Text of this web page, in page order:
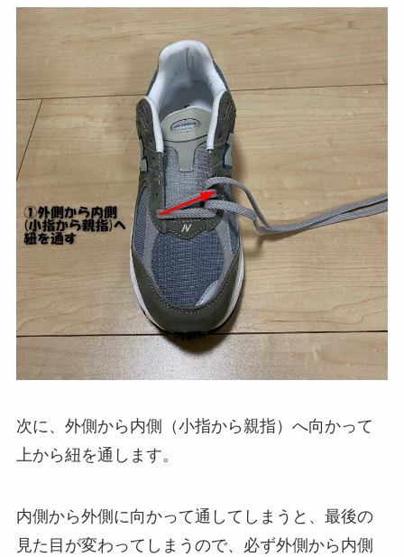
次に、外側から内側（小指から親指）へ向かって
上から紐を通します。
内側から外側に向かって通してしまうと、最後の
見た目が変わってしまうので、必ず外側から内側